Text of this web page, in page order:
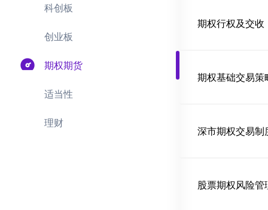
科创板
创业板
期权期货
适当性
理财
期权行权及交收
期权基础交易策
深市期权交易制
股票期权风险管